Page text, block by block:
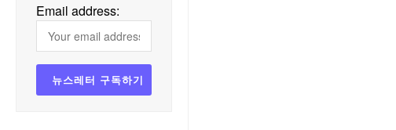
Email address: